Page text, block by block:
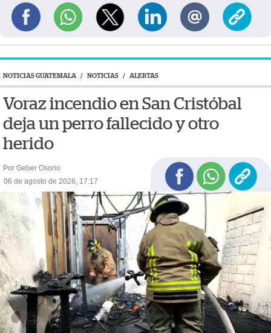
NOTICIAS GUATEMALA / NOTICIAS / ALERTAS
Voraz incendio en San Cristóbal
deja un perro fallecido y otro
herido
Por Geber Osorio
06 de agosto de 2026, 17:17